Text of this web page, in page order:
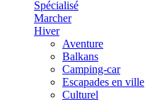
Spécialisé
Marcher
Hiver
Aventure
Balkans
Camping-car
Escapades en ville
Culturel